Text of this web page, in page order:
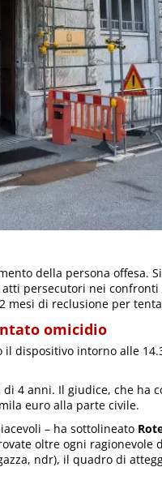
della persona offesa.
persecutori nei confronti
mesi di reclusione per
omicidio
il dispositivo intorno alle
4 anni. Il giudice, che ha
euro alla parte civile.
– ha sottolineato
oltre ogni ragionevole
ndr), il quadro di